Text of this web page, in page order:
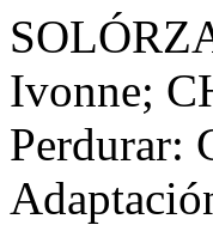
Ivonne;
Perdurar: